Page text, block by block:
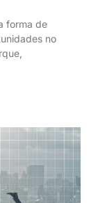
forma de
no